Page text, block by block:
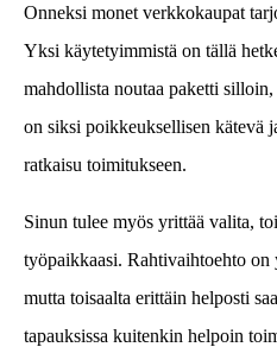
Onneksi monet verkkokaupat
Yksi käytetyimmistä on tällä
mahdollista noutaa paketti
on siksi poikkeuksellisen kätevä
ratkaisu toimitukseen.
Sinun tulee myös yrittää valita,
työpaikkaasi. Rahtivaihtoehto
mutta toisaalta erittäin helposti
tapauksissa kuitenkin helpoin